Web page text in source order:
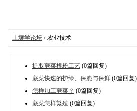
土壤学论坛› 农业技术
提取蕨菜根粉工艺(0篇回复)
蕨菜快速的护绿、保脆与保鲜(0篇回复)
怎样加工蕨菜？ (0篇回复)
蕨菜怎样繁殖 (0篇回复)